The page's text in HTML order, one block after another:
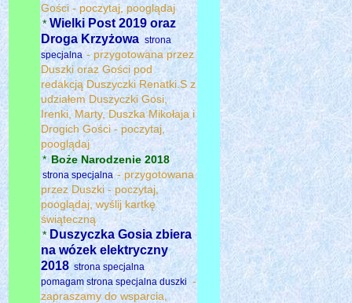
Gości - poczytaj, pooglądaj
* Wielki Post 2019 oraz
Droga Krzyżowa strona
specjalna - przygotowana przez
Duszki oraz Gości pod
redakcją Duszyczki Renatki.S z
udziałem Duszyczki Gosi,
Irenki, Marty, Duszka Mikołaja i
Drogich Gości - poczytaj,
pooglądaj
* Boże Narodzenie 2018
strona specjalna- przygotowana
przez Duszki - poczytaj,
pooglądaj, wyślij kartkę
świąteczną
* Duszyczka Gosia zbiera
na wózek elektryczny
2018strona specjalna
pomagam strona specjalna duszki -
zapraszamy do wsparcia,